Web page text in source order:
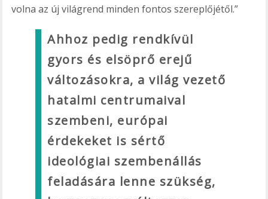
volna az új világrend minden fontos szereplőjétől.”
Ahhoz pedig rendkívül
gyors és elsöprő erejű
változásokra, a világ vezető
hatalmi centrumaival
szembeni, európai
érdekeket is sértő
ideológiai szembenállás
feladására lenne szükség,